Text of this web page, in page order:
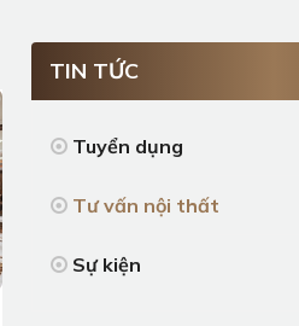
TIN TỨC
Tuyển dụng
Tư vấn nội thất
Sự kiện